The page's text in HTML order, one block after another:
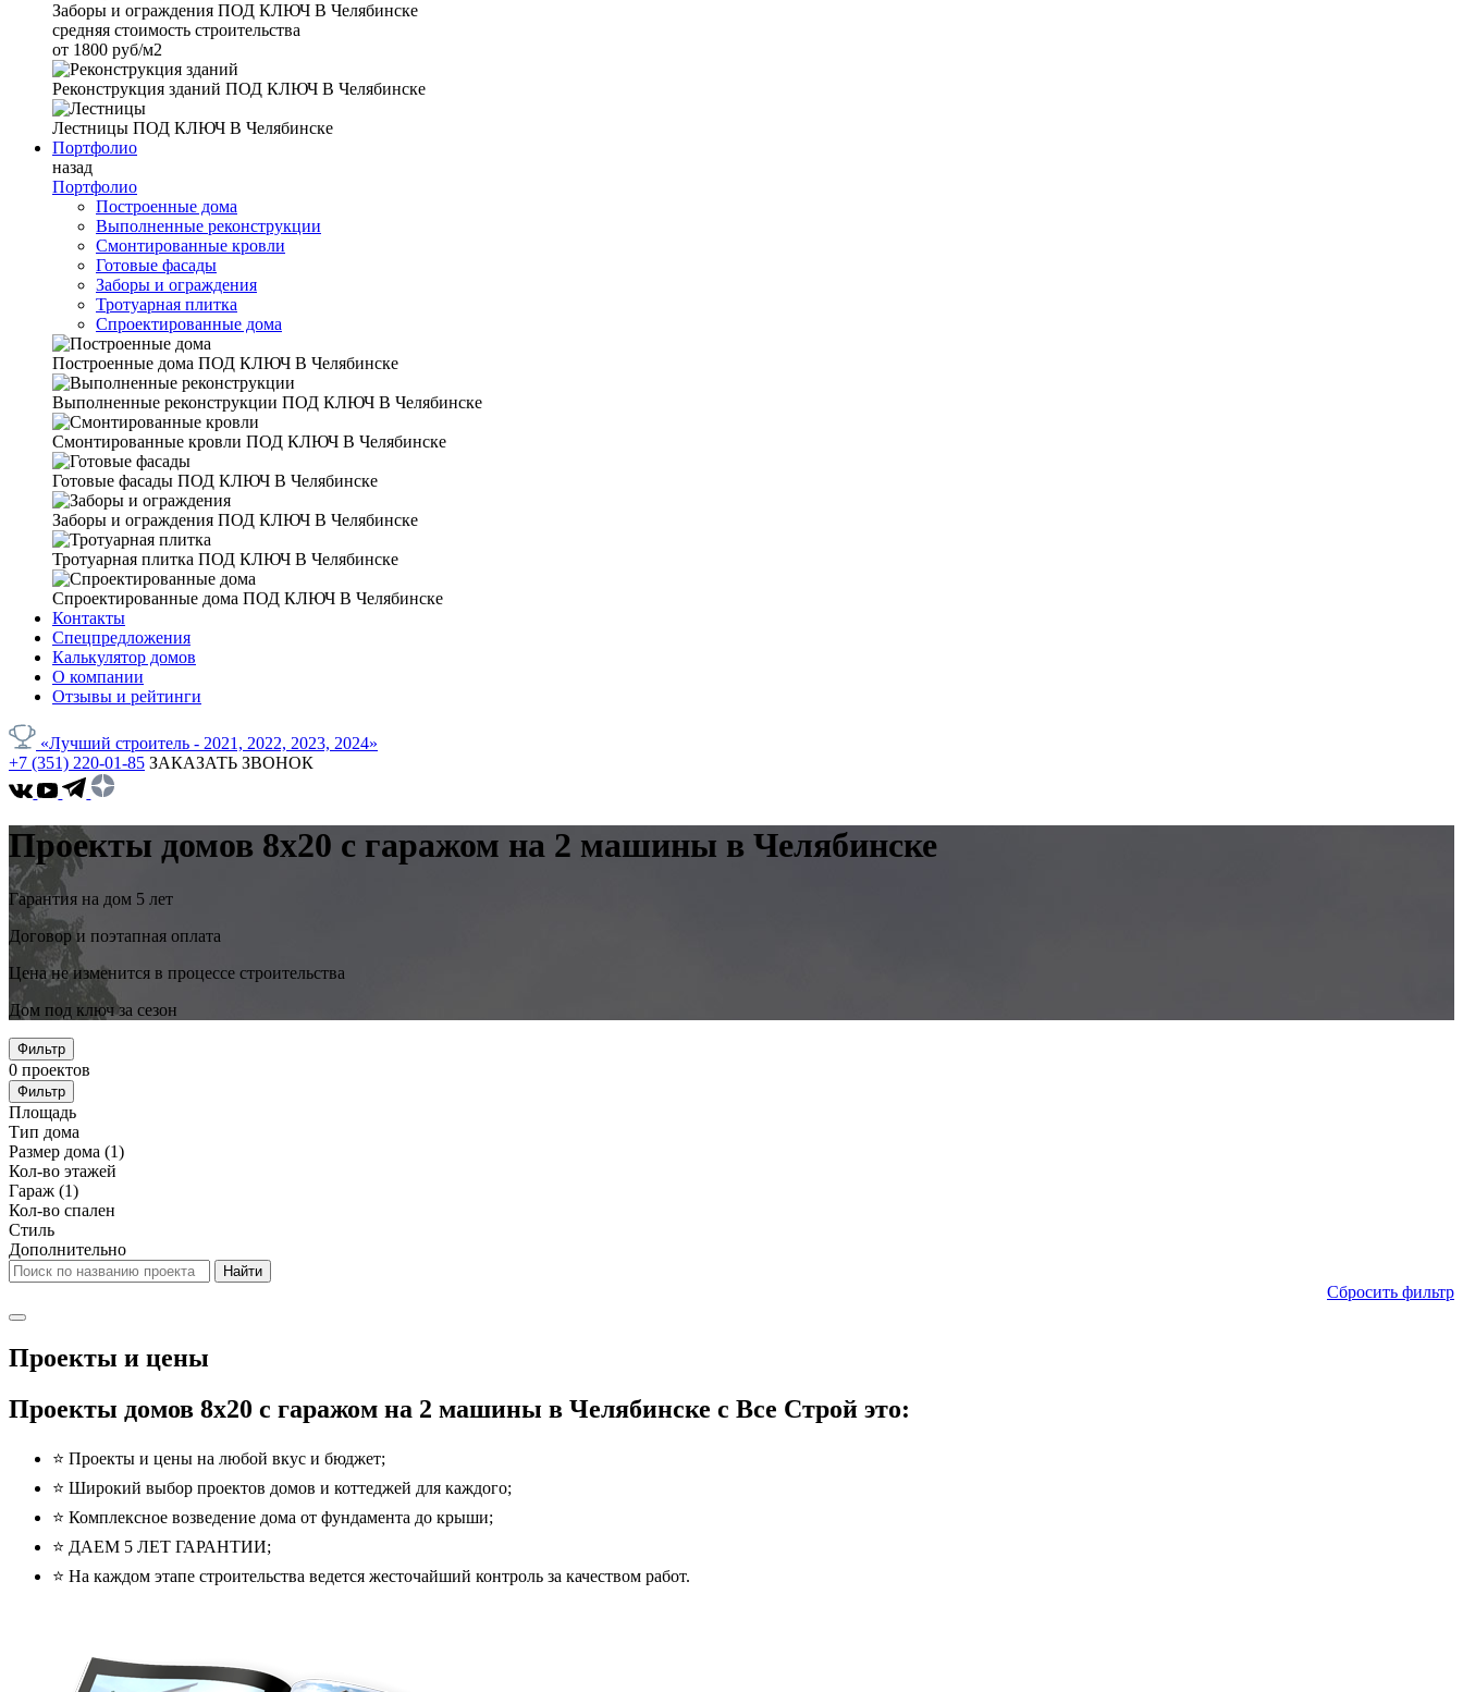
Заборы и ограждения ПОД КЛЮЧ В Челябинске
средняя стоимость строительства
от 1800 руб/м2
Реконструкция зданий ПОД КЛЮЧ В Челябинске
Лестницы ПОД КЛЮЧ В Челябинске
Портфолио
назад
Портфолио
Построенные дома
Выполненные реконструкции
Смонтированные кровли
Готовые фасады
Заборы и ограждения
Тротуарная плитка
Спроектированные дома
Построенные дома ПОД КЛЮЧ В Челябинске
Выполненные реконструкции ПОД КЛЮЧ В Челябинске
Смонтированные кровли ПОД КЛЮЧ В Челябинске
Готовые фасады ПОД КЛЮЧ В Челябинске
Заборы и ограждения ПОД КЛЮЧ В Челябинске
Тротуарная плитка ПОД КЛЮЧ В Челябинске
Спроектированные дома ПОД КЛЮЧ В Челябинске
Контакты
Спецпредложения
Калькулятор домов
О компании
Отзывы и рейтинги
«Лучший строитель - 2021, 2022, 2023, 2024»
+7 (351) 220-01-85 ЗАКАЗАТЬ ЗВОНОК
Проекты домов 8x20 с гаражом на 2 машины в Челябинске
Гарантия на дом 5 лет
Договор и поэтапная оплата
Цена не изменится в процессе строительства
Дом под ключ за сезон
Фильтр
0 проектов
Фильтр
Площадь
Тип дома
Размер дома (1)
Кол-во этажей
Гараж (1)
Кол-во спален
Стиль
Дополнительно
Сбросить фильтр
Проекты и цены
Проекты домов 8x20 с гаражом на 2 машины в Челябинске с Все Строй это:
⭐️ Проекты и цены на любой вкус и бюджет;
⭐️ Широкий выбор проектов домов и коттеджей для каждого;
⭐️ Комплексное возведение дома от фундамента до крыши;
⭐️ ДАЕМ 5 ЛЕТ ГАРАНТИИ;
⭐️ На каждом этапе строительства ведется жесточайший контроль за качеством работ.